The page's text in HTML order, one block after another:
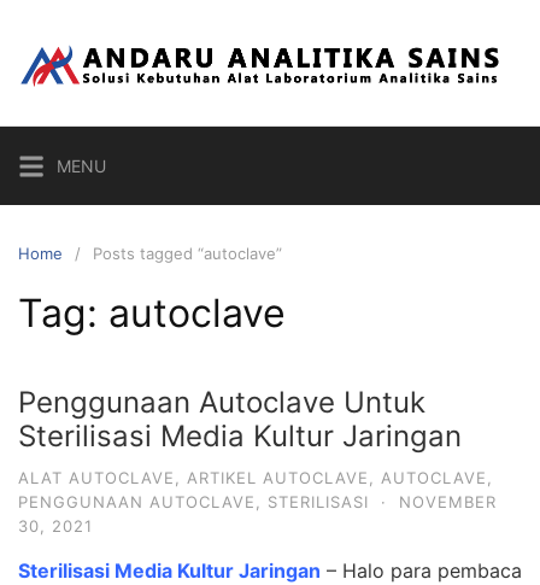
content
MENU
Home Posts tagged “autoclave”
Tag: autoclave
Penggunaan Autoclave Untuk
Sterilisasi Media Kultur Jaringan
ALAT AUTOCLAVE ARTIKEL AUTOCLAVE AUTOCLAVE
PENGGUNAAN AUTOCLAVE
STERILISASI ·
NOVEMBER
30, 2021
Sterilisasi Media Kultur Jaringan – Halo para pembaca